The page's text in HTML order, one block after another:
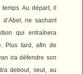
Au départ, il
ne sachant
qui entraînera
Plus tard, afin de
ira défendre son
debout, seul, au